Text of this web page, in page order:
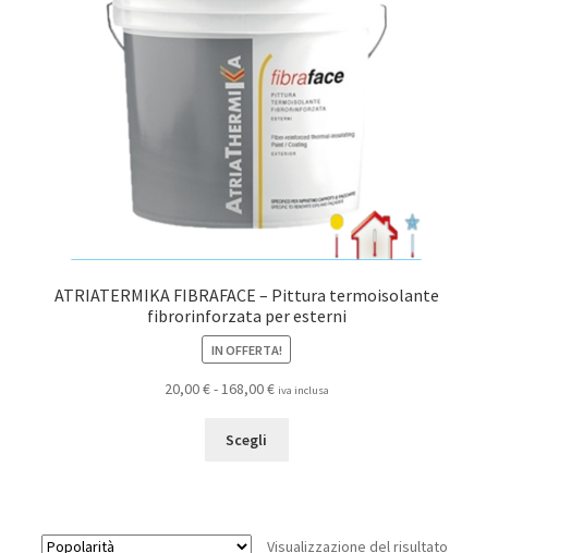
ATRIATERMIKA FIBRAFACE – Pittura termoisolante
fibrorinforzata per esterni
IN OFFERTA!
20,00€-168,00€Fascia
iva inclusa
Scegli
Visualizzazione del risultato